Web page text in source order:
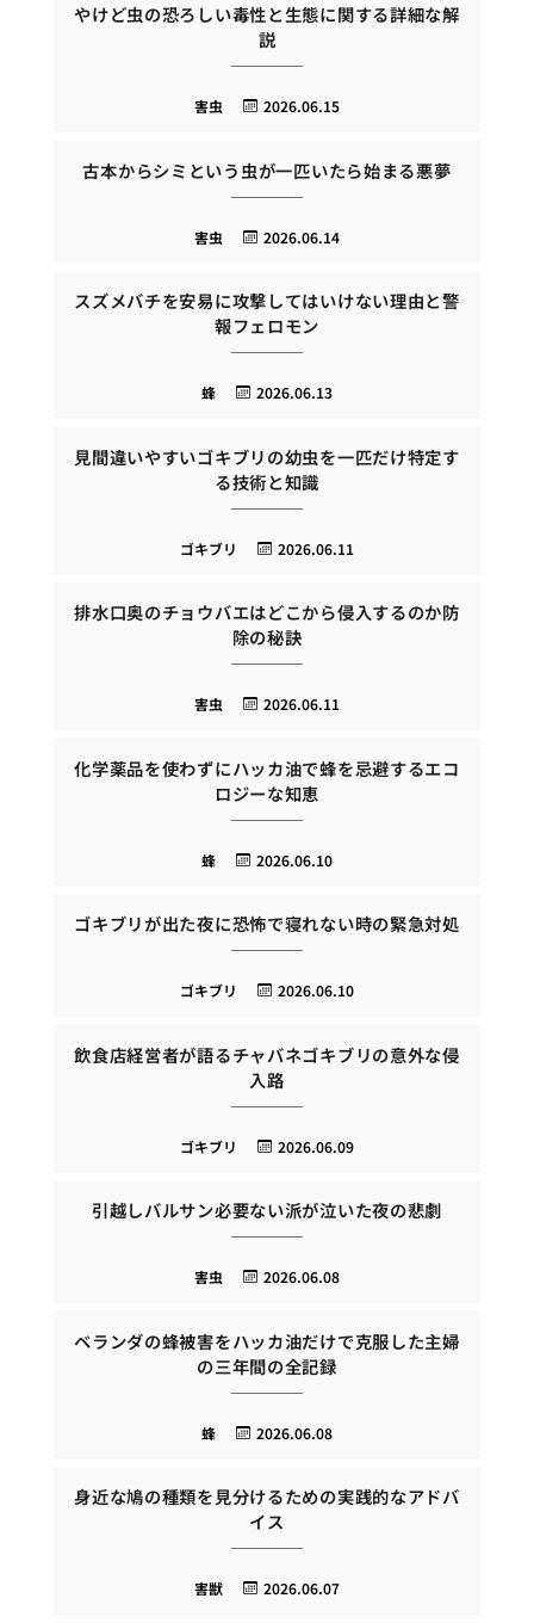
やけど虫の恐ろしい毒性と生態に関する詳細な解
説
2026.06.15
害虫
古本からシミという虫が一匹いたら始まる悪夢
2026.06.14
害虫
スズメバチを安易に攻撃してはいけない理由と警
報フェロモン
2026.06.13
蜂
見間違いやすいゴキブリの幼虫を一匹だけ特定す
る技術と知識
2026.06.11
ゴキブリ
排水口奥のチョウバエはどこから侵入するのか防
除の秘訣
2026.06.11
害虫
化学薬品を使わずにハッカ油で蜂を忌避するエコ
ロジーな知恵
2026.06.10
蜂
ゴキブリが出た夜に恐怖で寝れない時の緊急対処
2026.06.10
ゴキブリ
飲食店経営者が語るチャバネゴキブリの意外な侵
入路
2026.06.09
ゴキブリ
引越しバルサン必要ない派が泣いた夜の悲劇
2026.06.08
害虫
ベランダの蜂被害をハッカ油だけで克服した主婦
の三年間の全記録
2026.06.08
蜂
身近な鳩の種類を見分けるための実践的なアドバ
イス
2026.06.07
害獣